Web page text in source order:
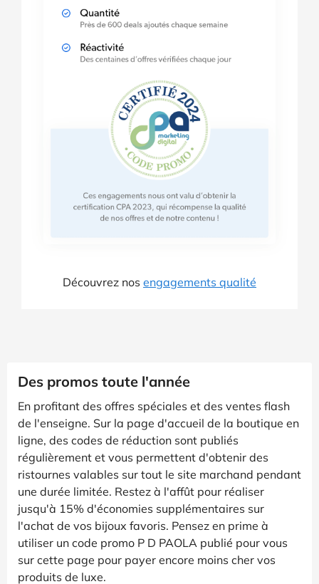
Découvrez nos engagements qualité
Des promos toute l'année
En profitant des offres spéciales et des ventes flash
de l'enseigne. Sur la page d'accueil de la boutique en
ligne, des codes de réduction sont publiés
régulièrement et vous permettent d'obtenir des
ristournes valables sur tout le site marchand pendant
une durée limitée. Restez à l'affût pour réaliser
jusqu'à 15% d'économies supplémentaires sur
l'achat de vos bijoux favoris. Pensez en prime à
utiliser un code promo P D PAOLA publié pour vous
sur cette page pour payer encore moins cher vos
produits de luxe.